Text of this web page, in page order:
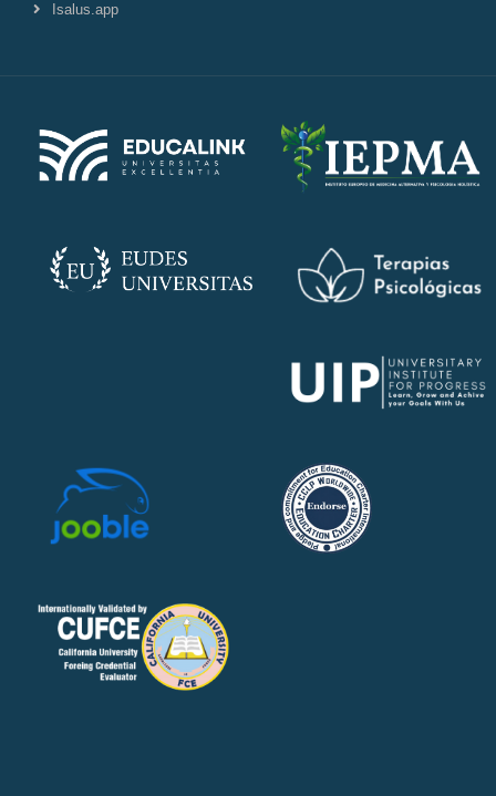
Isalus.app